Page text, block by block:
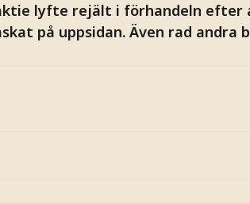
lyfte rejält i förhandeln efter
på uppsidan. Även rad andra